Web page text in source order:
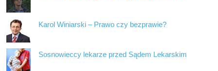
Karol Winiarski – Prawo czy bezprawie?
Sosnowieccy lekarze przed Sądem Lekarskim